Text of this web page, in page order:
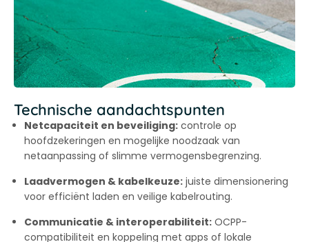
Technische aandachtspunten
Netcapaciteit en beveiliging: controle op
hoofdzekeringen en mogelijke noodzaak van
netaanpassing of slimme vermogensbegrenzing.
Laadvermogen & kabelkeuze: juiste dimensionering
voor efficiënt laden en veilige kabelrouting.
Communicatie & interoperabiliteit: OCPP-
compatibiliteit en koppeling met apps of lokale